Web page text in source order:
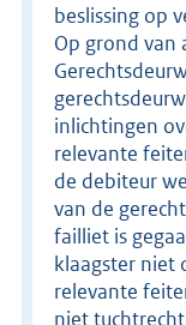
beslissing op
Op grond van
inlichtingen
relevante
de debiteur
van de
failliet is
klaagster niet
relevante
niet